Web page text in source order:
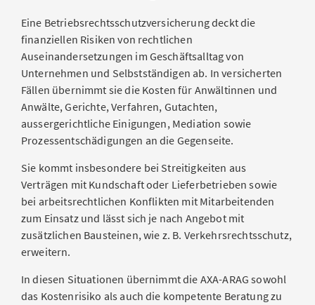
Eine Betriebsrechtsschutzversicherung deckt die
finanziellen Risiken von rechtlichen
Auseinandersetzungen im Geschäftsalltag von
Unternehmen und Selbstständigen ab. In versicherten
Fällen übernimmt sie die Kosten für Anwältinnen und
Anwälte, Gerichte, Verfahren, Gutachten,
aussergerichtliche Einigungen, Mediation sowie
Prozessentschädigungen an die Gegenseite.
Sie kommt insbesondere bei Streitigkeiten aus
Verträgen mit Kundschaft oder Lieferbetrieben sowie
bei arbeitsrechtlichen Konflikten mit Mitarbeitenden
zum Einsatz und lässt sich je nach Angebot mit
zusätzlichen Bausteinen, wie z. B. Verkehrsrechtsschutz,
erweitern.
In diesen Situationen übernimmt die AXA-ARAG sowohl
das Kostenrisiko als auch die kompetente Beratung zu